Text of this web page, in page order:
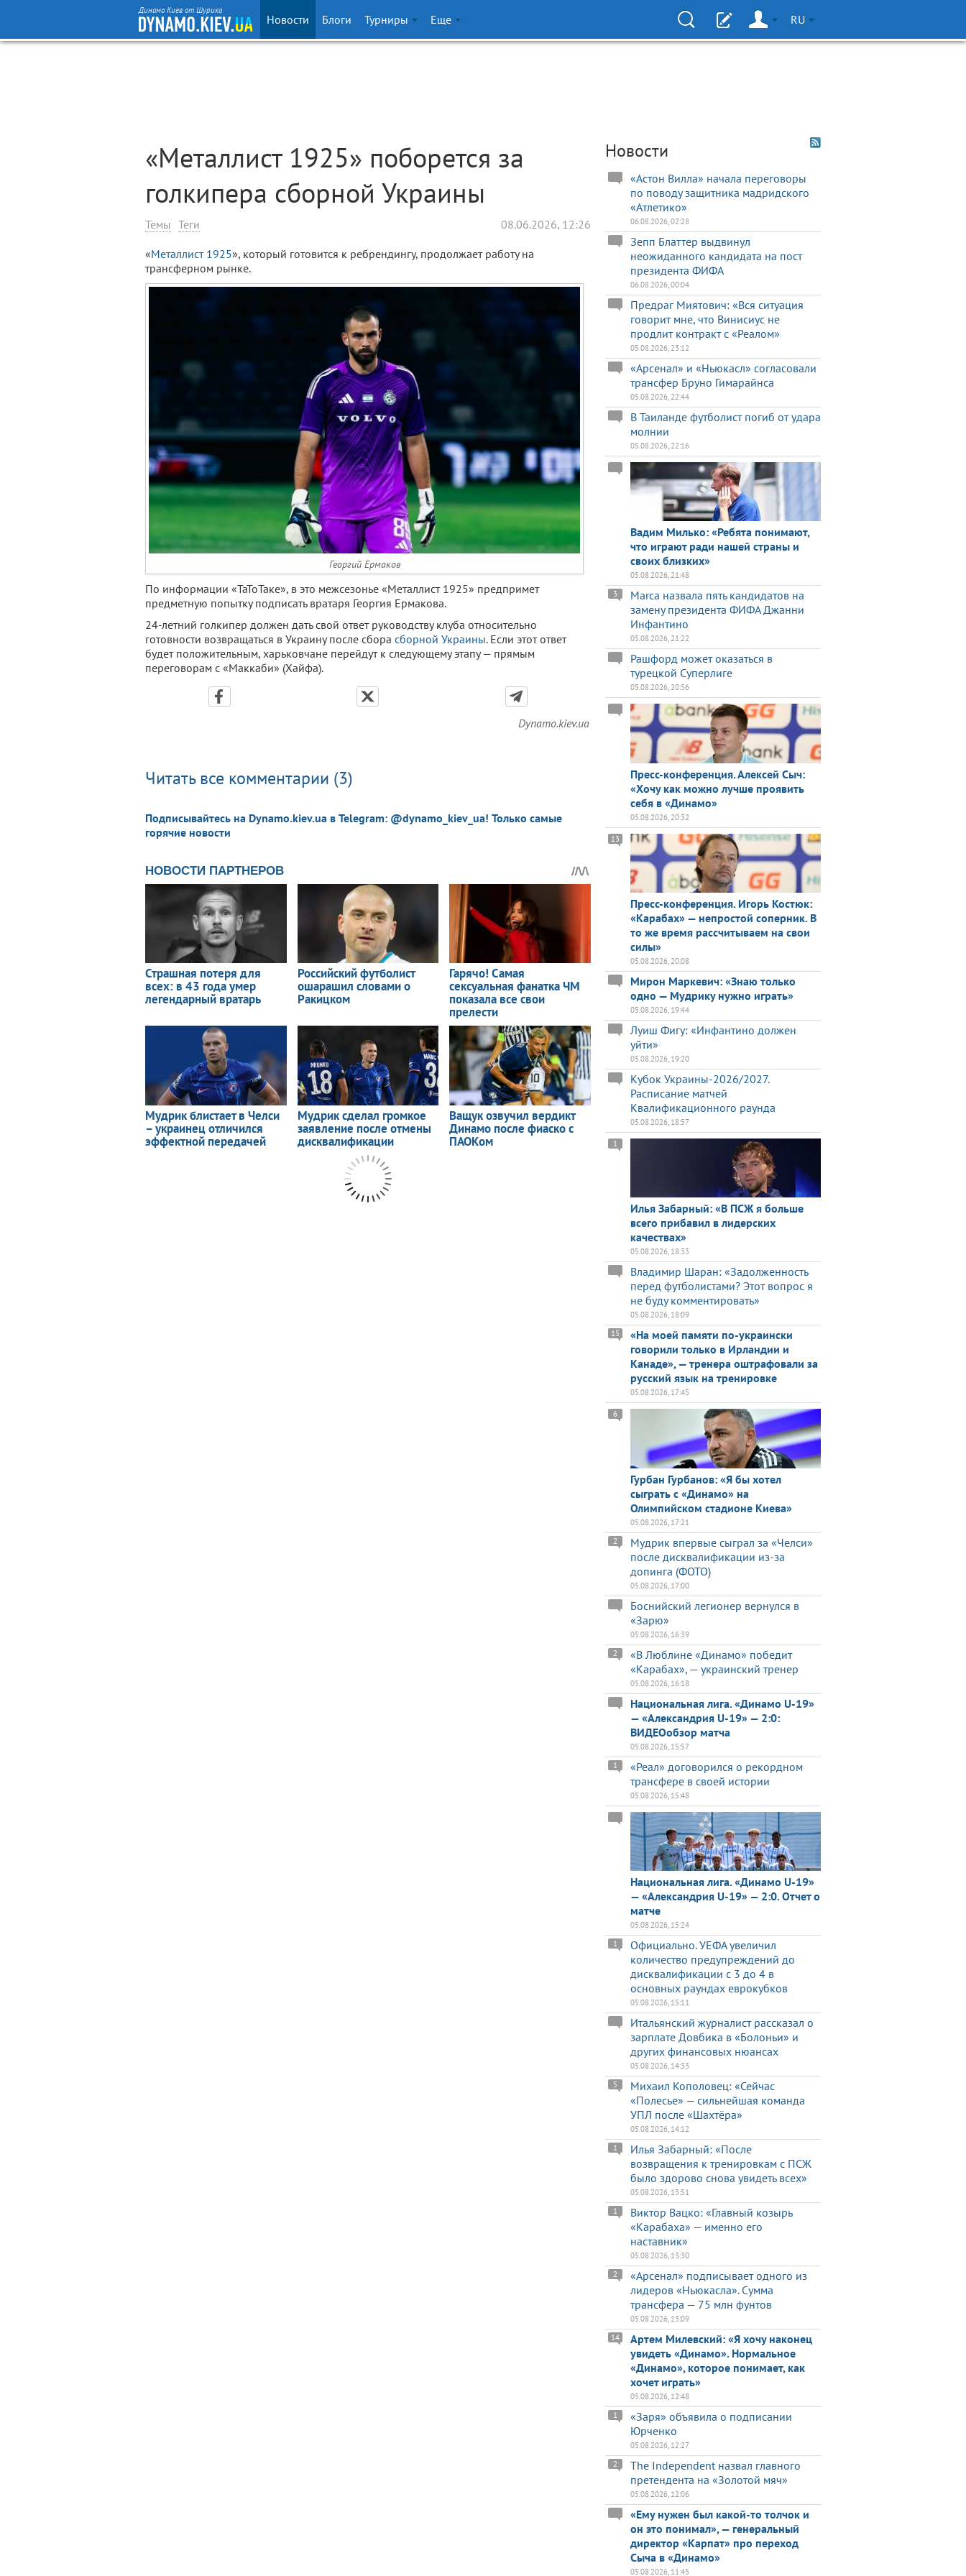
Динамо Киев от Шурика
Новости Блоги Турниры Еще RU
«Металлист 1925» поборется за
голкипера сборной Украины
Темы Теги 08.06.2026, 12:26
«Металлист 1925», который готовится к ребрендингу, продолжает работу на
трансферном рынке.
Георгий Ермаков
По информации «ТаТоТаке», в это межсезонье «Металлист 1925» предпримет
предметную попытку подписать вратаря Георгия Ермакова.
24-летний голкипер должен дать свой ответ руководству клуба относительно
готовности возвращаться в Украину после сбора сборной Украины. Если этот ответ
будет положительным, харьковчане перейдут к следующему этапу — прямым
переговорам с «Маккаби» (Хайфа).
Dynamo.kiev.ua
Читать все комментарии (3)
Подписывайтесь на Dynamo.kiev.ua в Telegram: @dynamo_kiev_ua! Только самые
горячие новости
Новости
«Астон Вилла» начала переговоры
по поводу защитника мадридского
«Атлетико»
06.08.2026, 02:28
Зепп Блаттер выдвинул
неожиданного кандидата на пост
президента ФИФА
06.08.2026, 00:04
Предраг Миятович: «Вся ситуация
говорит мне, что Винисиус не
продлит контракт с «Реалом»
05.08.2026, 23:12
«Арсенал» и «Ньюкасл» согласовали
трансфер Бруно Гимарайнса
05.08.2026, 22:44
В Таиланде футболист погиб от удара
молнии
05.08.2026, 22:16
Вадим Милько: «Ребята понимают,
что играют ради нашей страны и
своих близких»
05.08.2026, 21:48
Marca назвала пять кандидатов на
замену президента ФИФА Джанни
Инфантино
3
05.08.2026, 21:22
Рашфорд может оказаться в
турецкой Суперлиге
05.08.2026, 20:56
Пресс-конференция. Алексей Сыч:
«Хочу как можно лучше проявить
себя в «Динамо»
05.08.2026, 20:32
Пресс-конференция. Игорь Костюк:
«Карабах» — непростой соперник. В
то же время рассчитываем на свои
силы»
13
05.08.2026, 20:08
Мирон Маркевич: «Знаю только
одно — Мудрику нужно играть»
05.08.2026, 19:44
Луиш Фигу: «Инфантино должен
уйти»
05.08.2026, 19:20
Кубок Украины-2026/2027.
Расписание матчей
Квалификационного раунда
05.08.2026, 18:57
Илья Забарный: «В ПСЖ я больше
всего прибавил в лидерских
качествах»
1
05.08.2026, 18:33
Владимир Шаран: «Задолженность
перед футболистами? Этот вопрос я
не буду комментировать»
05.08.2026, 18:09
«На моей памяти по-украински
говорили только в Ирландии и
Канаде», — тренера оштрафовали за
русский язык на тренировке
15
05.08.2026, 17:45
Гурбан Гурбанов: «Я бы хотел
сыграть с «Динамо» на
Олимпийском стадионе Киева»
6
05.08.2026, 17:21
Мудрик впервые сыграл за «Челси»
после дисквалификации из-за
допинга (ФОТО)
2
05.08.2026, 17:00
Боснийский легионер вернулся в
«Зарю»
05.08.2026, 16:39
«В Люблине «Динамо» победит
«Карабах», — украинский тренер
2
05.08.2026, 16:18
Национальная лига. «Динамо U-19»
— «Александрия U-19» — 2:0:
ВИДЕОобзор матча
05.08.2026, 15:57
«Реал» договорился о рекордном
трансфере в своей истории
1
05.08.2026, 15:48
Национальная лига. «Динамо U-19»
— «Александрия U-19» — 2:0. Отчет о
матче
05.08.2026, 15:24
Официально. УЕФА увеличил
количество предупреждений до
дисквалификации с 3 до 4 в
основных раундах еврокубков
1
05.08.2026, 15:11
Итальянский журналист рассказал о
зарплате Довбика в «Болоньи» и
других финансовых нюансах
05.08.2026, 14:33
Михаил Кополовец: «Сейчас
«Полесье» — сильнейшая команда
УПЛ после «Шахтёра»
5
05.08.2026, 14:12
Илья Забарный: «После
возвращения к тренировкам с ПСЖ
было здорово снова увидеть всех»
1
05.08.2026, 13:51
Виктор Вацко: «Главный козырь
«Карабаха» — именно его
наставник»
1
05.08.2026, 13:30
«Арсенал» подписывает одного из
лидеров «Ньюкасла». Сумма
трансфера — 75 млн фунтов
2
05.08.2026, 13:09
Артем Милевский: «Я хочу наконец
увидеть «Динамо». Нормальное
«Динамо», которое понимает, как
хочет играть»
14
05.08.2026, 12:48
«Заря» объявила о подписании
Юрченко
1
05.08.2026, 12:27
The Independent назвал главного
претендента на «Золотой мяч»
2
05.08.2026, 12:06
«Ему нужен был какой-то толчок и
он это понимал», — генеральный
директор «Карпат» про переход
Сыча в «Динамо»
05.08.2026, 11:45